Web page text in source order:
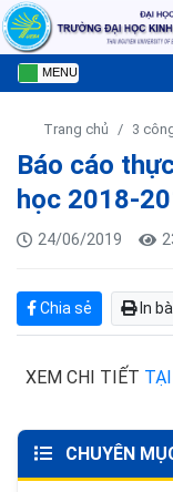
MENU
Trang chủ 3
Báo cáo
học 2018-
24/06/2019
Chia sẻ In
XEM CHI TIẾT
CHUYÊN